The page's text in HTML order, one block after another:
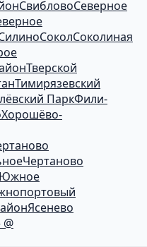
СвибловоСеверное
СоколСоколиная
Тверской
Тимирязевский
ПаркФили-
Хорошёво-
Чертаново
Южное
Ясенево